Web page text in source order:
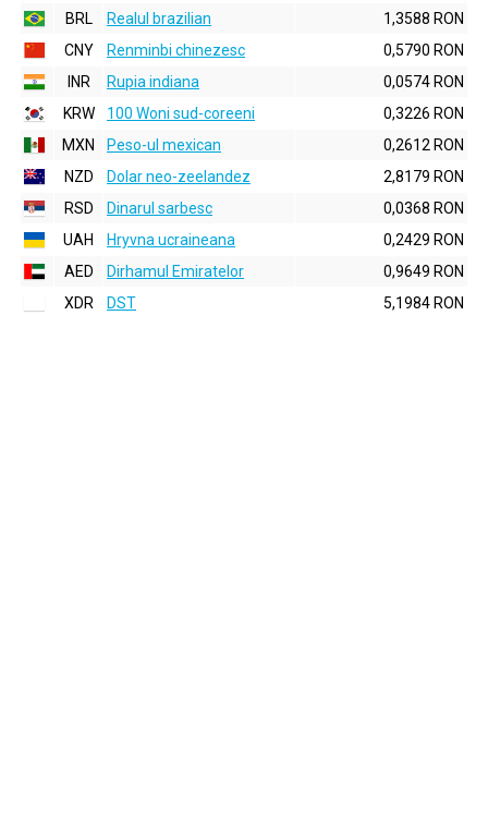
BRL
Realul brazilian
1,3588 RON
CNY
Renminbi chinezesc
0,5790 RON
INR
Rupia indiana
0,0574 RON
KRW
100 Woni sud-coreeni
0,3226 RON
MXN
Peso-ul mexican
0,2612 RON
NZD
Dolar neo-zeelandez
2,8179 RON
RSD
Dinarul sarbesc
0,0368 RON
UAH
Hryvna ucraineana
0,2429 RON
AED
Dirhamul Emiratelor
0,9649 RON
XDR
DST 5,1984 RON